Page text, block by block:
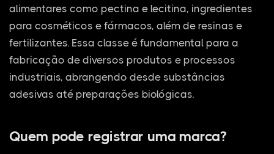
alimentares como pectina e lecitina, ingredientes
para cosméticos e fármacos, além de resinas e
fertilizantes. Essa classe é fundamental para a
fabricação de diversos produtos e processos
industriais, abrangendo desde substâncias
adesivas até preparações biológicas.
Quem pode registrar uma marca?